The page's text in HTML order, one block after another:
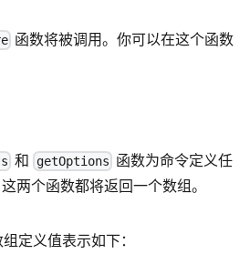
函数将被调用。你可以在这个函数
和 getOptions 函数为命令定义任
两个函数都将返回一个数组。
组定义值表示如下：